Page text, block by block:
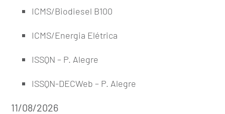
ICMS/Biodiesel B100
ICMS/Energia Elétrica
ISSQN – P. Alegre
ISSQN-DECWeb – P. Alegre
11/08/2026